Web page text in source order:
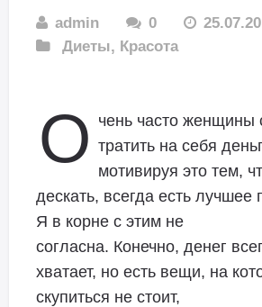
admin 0
Диеты, Красота
О чень часто женщины
тратить на себя
мотивируя это тем,
дескать, всегда есть лучшее
Я в корне с этим не
согласна. Конечно, денег
хватает, но есть вещи, на
скупиться не стоит,